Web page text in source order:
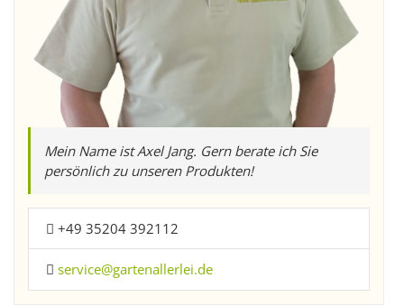
Mein Name ist Axel Jang. Gern berate ich Sie
persönlich zu unseren Produkten!
+49 35204 392112
service@gartenallerlei.de